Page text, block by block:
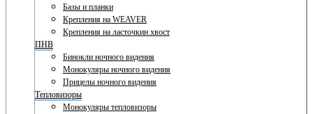
Базы и планки
Крепления на WEAVER
Крепления на ласточкин хвост
ПНВ
Бинокли ночного видения
Монокуляры ночного видения
Прицелы ночного видения
Тепловизоры
Монокуляры тепловизоры